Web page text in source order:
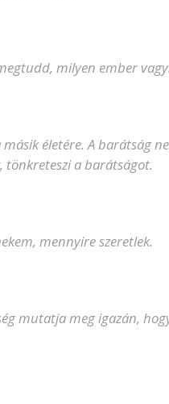
milyen ember vagy.
életére. A barátság
tönkreteszi a barátságot.
mennyire szeretlek.
mutatja meg igazán,